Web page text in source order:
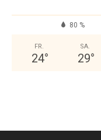
80 %
FR.
24°
SA.
29°